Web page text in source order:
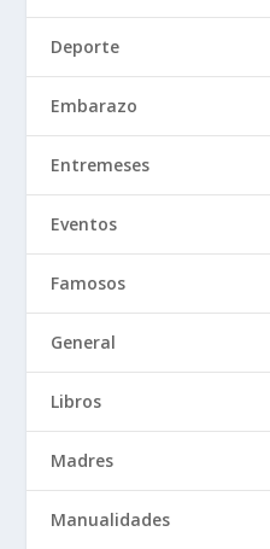
Deporte
Embarazo
Entremeses
Eventos
Famosos
General
Libros
Madres
Manualidades